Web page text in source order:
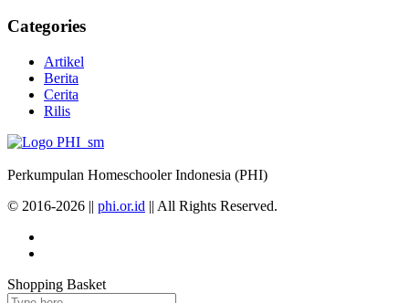
Categories
Artikel
Berita
Cerita
Rilis
Perkumpulan Homeschooler Indonesia (PHI)
© 2016-2026 || phi.or.id || All Rights Reserved.
Shopping Basket